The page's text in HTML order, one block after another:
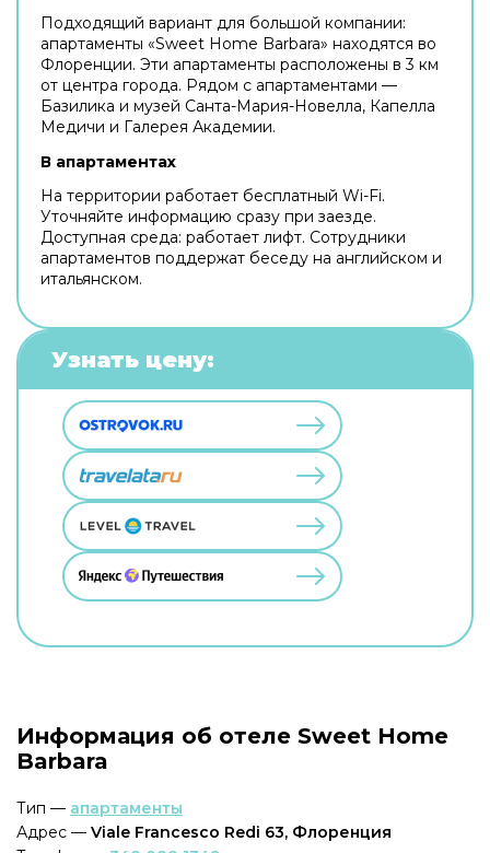
Подходящий вариант для большой компании:
апартаменты «Sweet Home Barbara» находятся во
Флоренции. Эти апартаменты расположены в 3 км
от центра города. Рядом с апартаментами —
Базилика и музей Санта-Мария-Новелла, Капелла
Медичи и Галерея Академии.
В апартаментах
На территории работает бесплатный Wi-Fi.
Уточняйте информацию сразу при заезде.
Доступная среда: работает лифт. Сотрудники
апартаментов поддержат беседу на английском и
итальянском.
Узнать цену:
Информация об отеле Sweet Home
Barbara
Тип — апартаменты
Адрес — Viale Francesco Redi 63, Флоренция